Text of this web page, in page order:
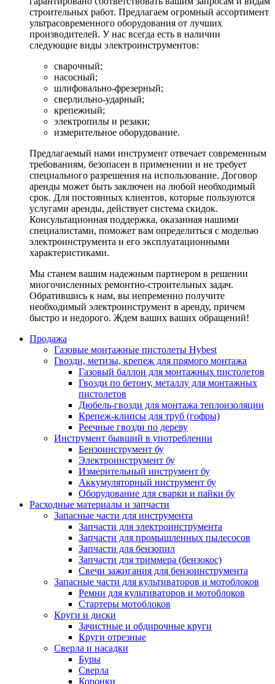
строительных работ. Предлагаем огромный ассортимент
ультрасовременного оборудования от лучших
производителей. У нас всегда есть в наличии
следующие виды электроинструментов:
сварочный;
насосный;
шлифовально-фрезерный;
сверлильно-ударный;
крепежный;
электропилы и резаки;
измерительное оборудование.
Предлагаемый нами инструмент отвечает современным
требованиям, безопасен в применении и не требует
специального разрешения на использование. Договор
аренды может быть заключен на любой необходимый
срок. Для постоянных клиентов, которые пользуются
услугами аренды, действует система скидок.
Консультационная поддержка, оказанная нашими
специалистами, поможет вам определиться с моделью
электроинструмента и его эксплуатационными
характеристиками.
Мы станем вашим надежным партнером в решении
многочисленных ремонтно-строительных задач.
Обратившись к нам, вы непременно получите
необходимый электроинструмент в аренду, причем
быстро и недорого. Ждем ваших ваших обращений!
Продажа
Газовые монтажные пистолеты Hybest
Гвозди, метизы, крепеж для прямого монтажа
Газовый баллон для монтажных пистолетов
Гвозди по бетону, металлу для монтажных
пистолетов
Дюбель-гвозди для монтажа теплоизоляции
Крепеж-клипсы для труб (гофры)
Реечные гвозди по дереву
Инструмент бывший в употреблении
Бензоинструмент бу
Электроинструмент бу
Измерительный инструмент бу
Аккумуляторный инструмент бу
Оборудование для сварки и пайки бу
Расходные материалы и запчасти
Запасные части для инструмента
Запчасти для электроинструмента
Запчасти для промышленных пылесосов
Запчасти для бензопил
Запчасти для триммера (бензокос)
Свечи зажигания для бензоинструмента
Запасные части для культиваторов и мотоблоков
Ремни для культиваторов и мотоблоков
Стартеры мотоблоков
Круги и диски
Зачистные и обдирочные круги
Круги отрезные
Сверла и насадки
Буры
Сверла
Коронки